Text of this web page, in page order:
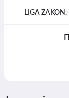
LIGA ZAKON,